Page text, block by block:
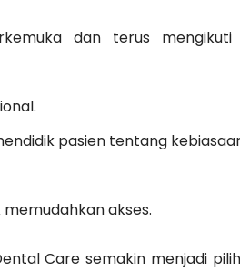
dan terus mengikuti
pasien tentang
akses.
Care semakin menjadi